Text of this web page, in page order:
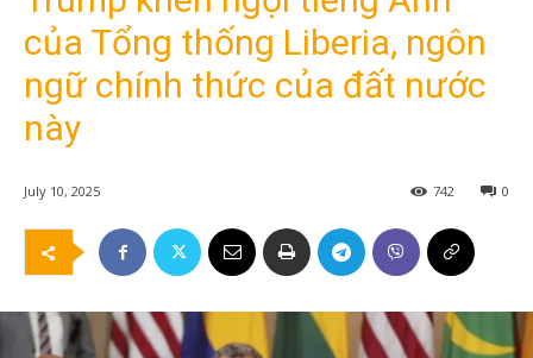
của Tổng thống Liberia, ngôn
ngữ chính thức của đất nước
này
July 10, 2025 0
742